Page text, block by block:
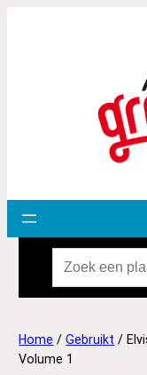
Home /Gebruikt /
Volume 1